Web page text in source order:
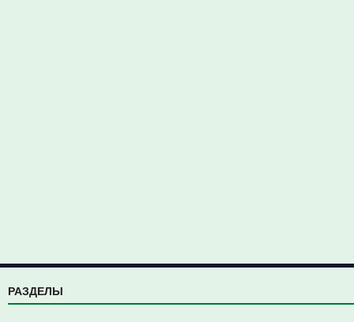
РАЗДЕЛЫ